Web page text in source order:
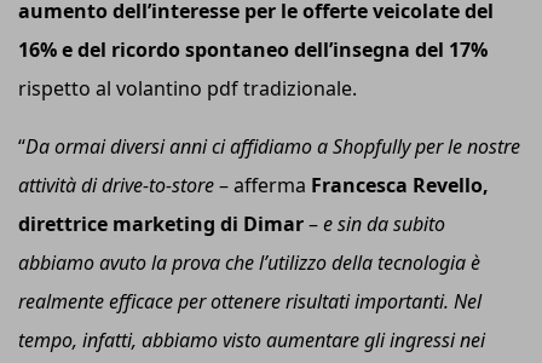
aumento dell’interesse per le offerte veicolate del
16%e del ricordo spontaneo dell’insegna del 17%
rispetto al volantino pdf tradizionale.
“Da ormai diversi anni ci affidiamo a Shopfully per le nostre
attività didrive-to-store– afferma Francesca Revello,
direttrice marketing di Dimar–e sin da subito
abbiamo avuto la prova che l’utilizzo della tecnologia è
realmente efficace per ottenere risultati importanti. Nel
tempo, infatti, abbiamo visto aumentare gli ingressi nei